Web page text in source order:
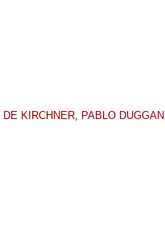
DE KIRCHNER PABLO DUGGAN